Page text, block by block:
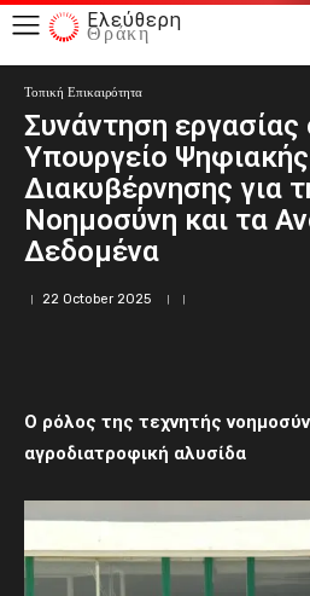
Ελεύθερη
Θράκη
Τοπική Επικαιρότητα
Συνάντηση
Υπουργείο Ψηφιακής
Διακυβέρνησης για
Νοημοσύνη και τα
Δεδομένα
22 October 2025
Ο ρόλος της τεχνητής
αγροδιατροφική αλυσίδα